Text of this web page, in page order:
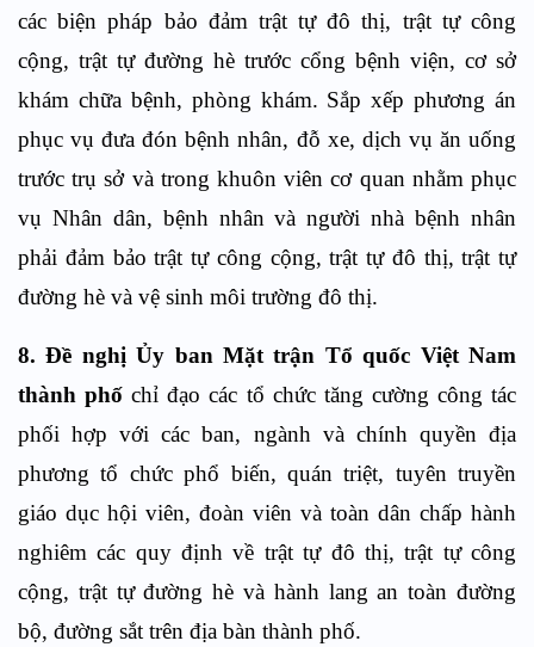
các biện pháp bảo đảm trật tự đô thị, trật tự công
cộng, trật tự đường hè trước cổng bệnh viện, cơ sở
khám chữa bệnh, phòng khám. Sắp xếp phương án
phục vụ đưa đón bệnh nhân, đỗ xe, dịch vụ ăn uống
trước trụ sở và trong khuôn viên cơ quan nhằm phục
vụ Nhân dân, bệnh nhân và người nhà bệnh nhân
phải đảm bảo trật tự công cộng, trật tự đô thị, trật tự
đường hè và vệ sinh môi trường đô thị.
8. Đề nghị Ủy ban Mặt trận Tổ quốc Việt Nam
thành phốchỉ đạo các tổ chức tăng cường công tác
phối hợp với các ban, ngành và chính quyền địa
phương tổ chức phổ biến, quán triệt, tuyên truyền
giáo dục hội viên, đoàn viên và toàn dân chấp hành
nghiêm các quy định về trật tự đô thị, trật tự công
cộng, trật tự đường hè và hành lang an toàn đường
bộ, đường sắt trên địa bàn thành phố.